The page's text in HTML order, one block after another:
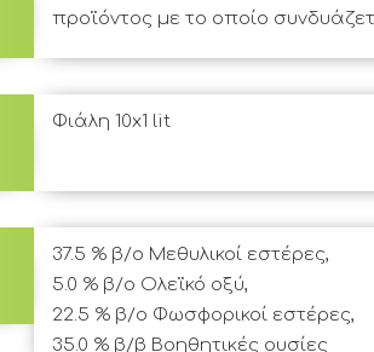
προϊόντος με το οποίο
Φιάλη 10x1 lit
37.5 % β/ο Μεθυλικοί εστέρες,
5.0 % β/ο Ολεϊκό οξύ,
22.5 % β/ο Φωσφορικοί εστέρες,
35.0 % β/β Βοηθητικές ουσίες